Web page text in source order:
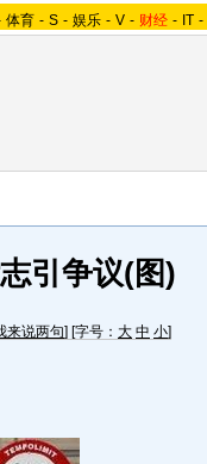
体育 - S - 娱乐 - V - 财经 - IT -
引争议(图)
来说两句] [字号： 大 中 小]